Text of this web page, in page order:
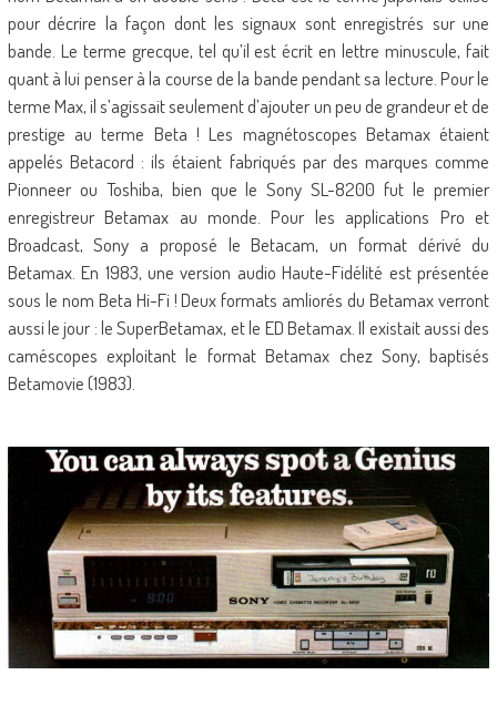
pour décrire la façon dont les signaux sont enregistrés sur une
bande. Le terme grecque, tel qu’il est écrit en lettre minuscule, fait
quant à lui penser à la course de la bande pendant sa lecture. Pour le
terme Max, il s’agissait seulement d’ajouter un peu de grandeur et de
prestige au terme Beta ! Les magnétoscopes Betamax étaient
appelés Betacord : ils étaient fabriqués par des marques comme
Pionneer ou Toshiba, bien que le Sony SL-8200 fut le premier
enregistreur Betamax au monde. Pour les applications Pro et
Broadcast, Sony a proposé le Betacam, un format dérivé du
Betamax. En 1983, une version audio Haute-Fidélité est présentée
sous le nom Beta Hi-Fi ! Deux formats amliorés du Betamax verront
aussi le jour : le SuperBetamax, et le ED Betamax. Il existait aussi des
caméscopes exploitant le format Betamax chez Sony, baptisés
Betamovie (1983).